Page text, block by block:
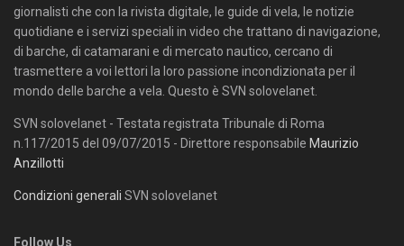
giornalisti che con la rivista digitale, le guide di vela, le notizie
quotidiane e i servizi speciali in video che trattano di navigazione,
di barche, di catamarani e di mercato nautico, cercano di
trasmettere a voi lettori la loro passione incondizionata per il
mondo delle barche a vela. Questo è SVN solovelanet.
SVN solovelanet - Testata registrata Tribunale di Roma
n.117/2015 del 09/07/2015 - Direttore responsabile Maurizio
Anzillotti
Condizioni generali SVN solovelanet
Follow Us